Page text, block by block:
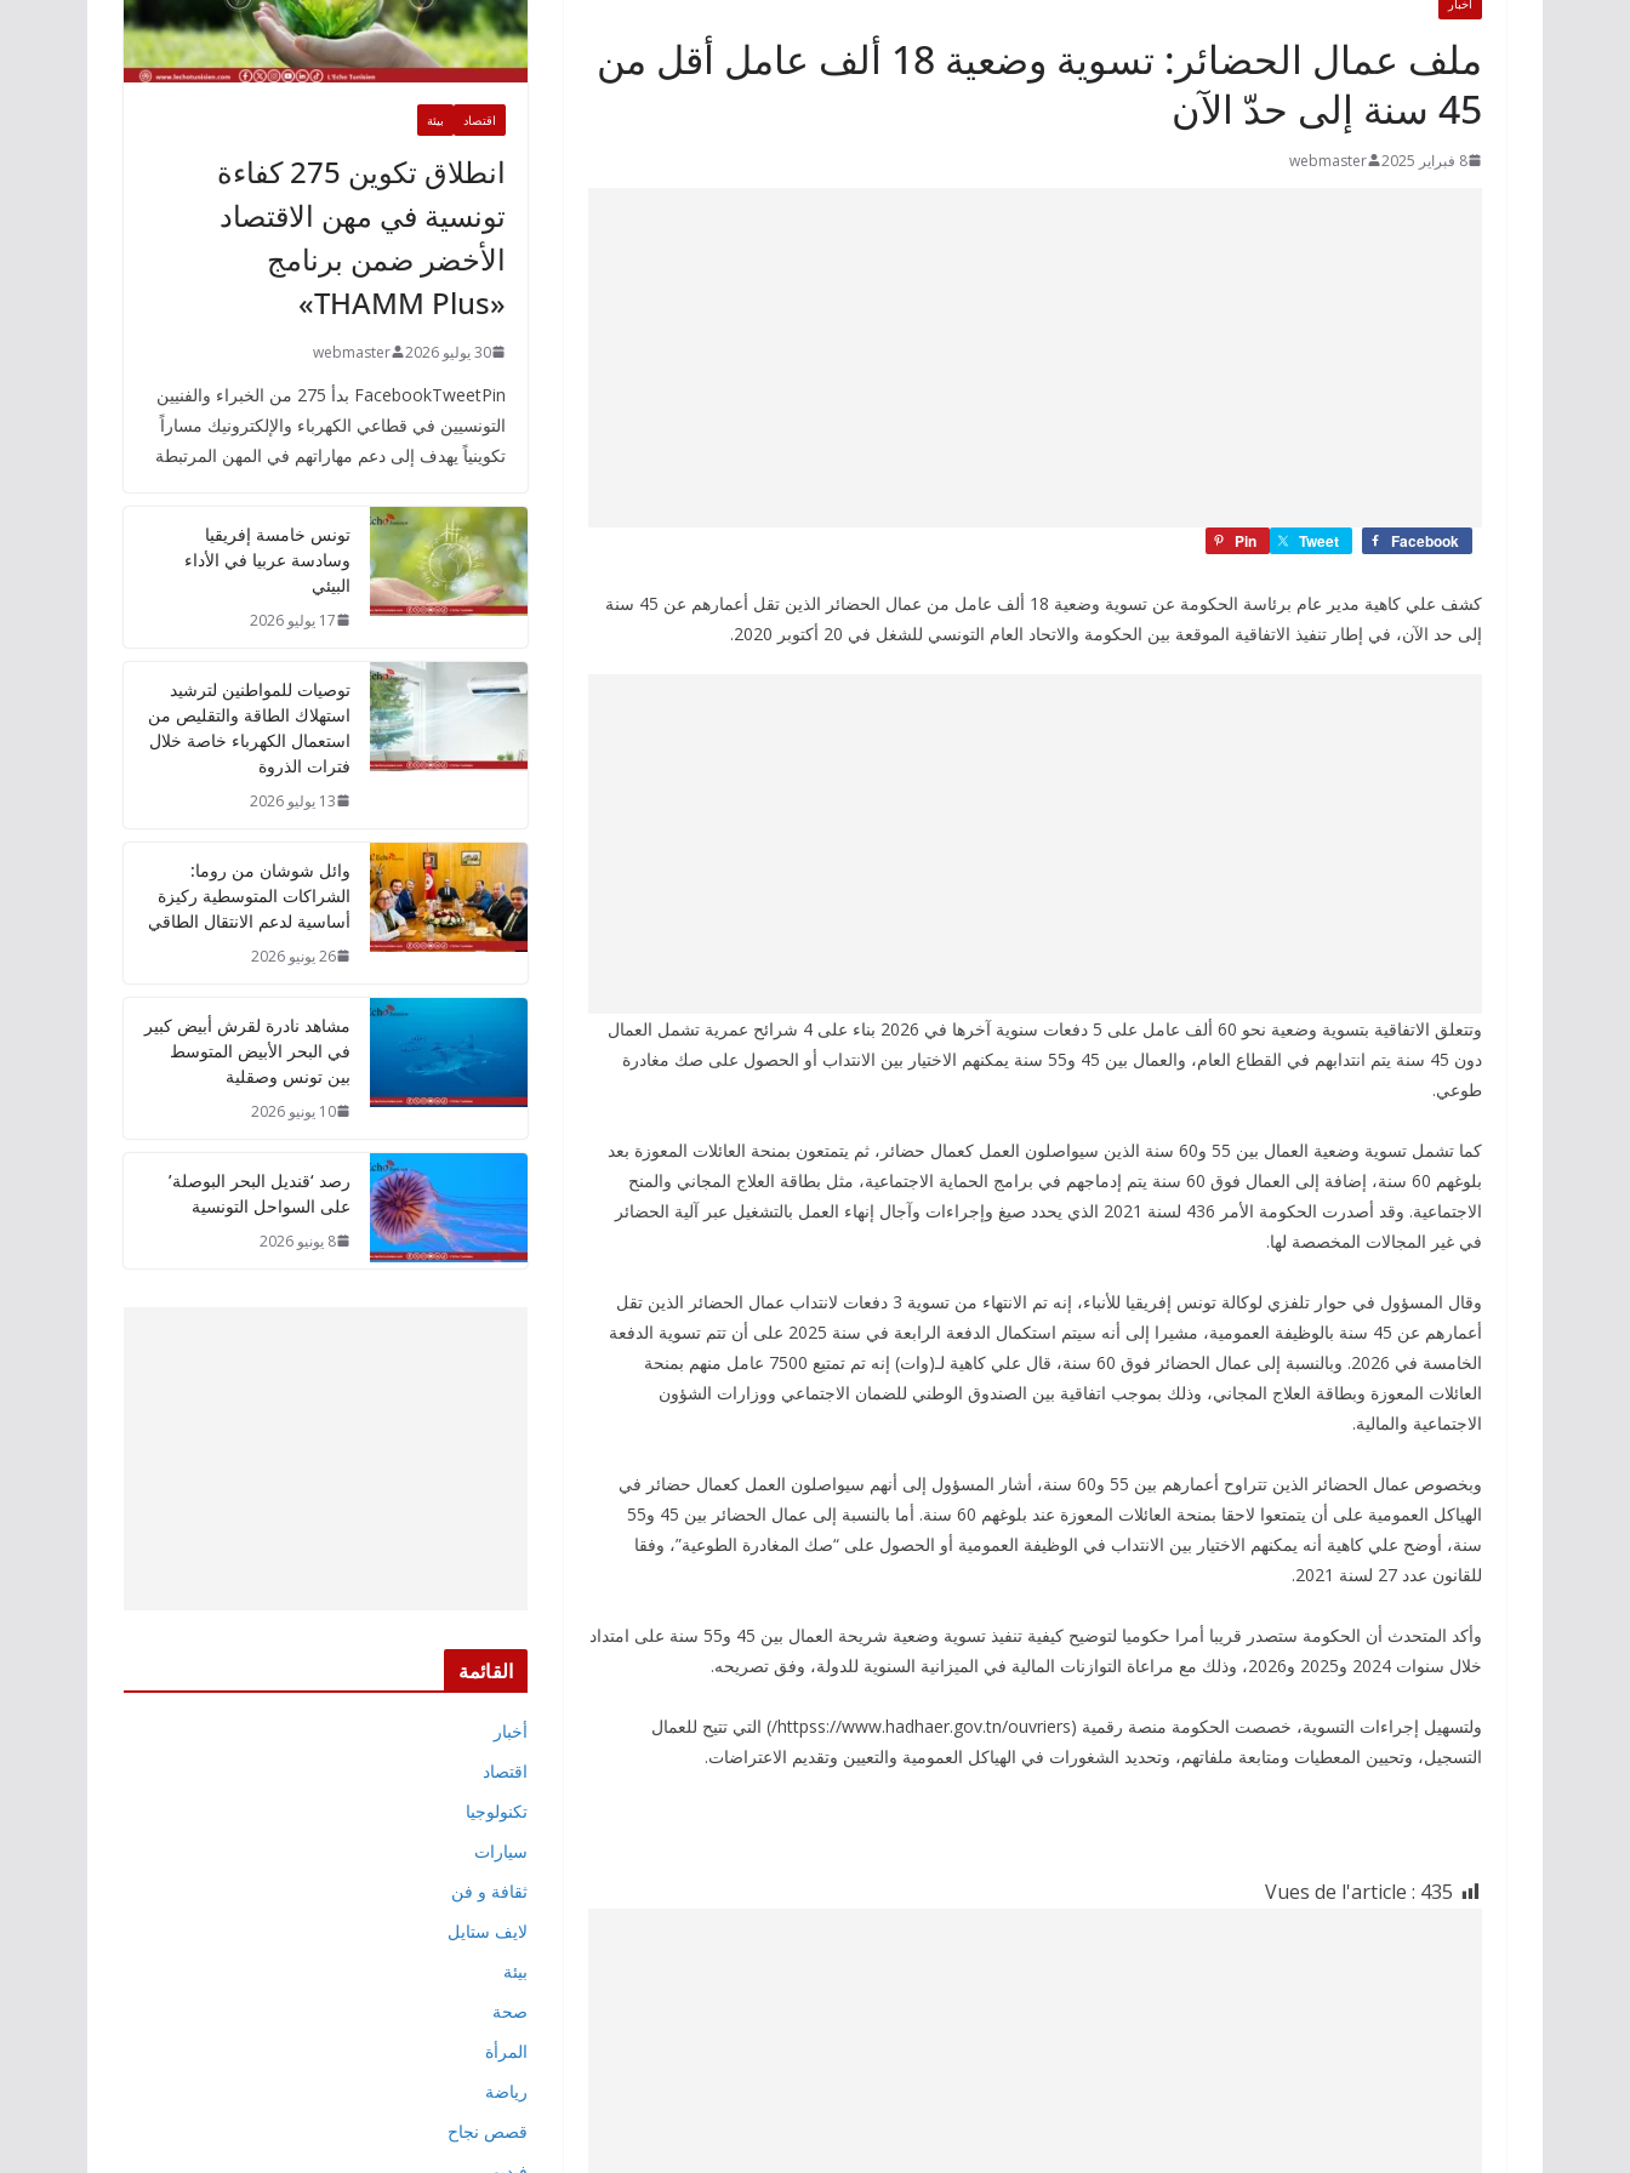
ملف عمال الحضائر: تسوية وضعية 18 ألف عامل أقل من
45 سنة إلى حدّ الآن
8 فبراير 2025 webmaster
Facebook
Tweet
Pin
كشف علي كاهية مدير عام برئاسة الحكومة عن تسوية وضعية 18 ألف عامل من عمال الحضائر الذين تقل أعمارهم عن 45 سنة
إلى حد الآن، في إطار تنفيذ الاتفاقية الموقعة بين الحكومة والاتحاد العام التونسي للشغل في 20 أكتوبر 2020.
وتتعلق الاتفاقية بتسوية وضعية نحو 60 ألف عامل على 5 دفعات سنوية آخرها في 2026 بناء على 4 شرائح عمرية تشمل العمال
دون 45 سنة يتم انتدابهم في القطاع العام، والعمال بين 45 و55 سنة يمكنهم الاختيار بين الانتداب أو الحصول على صك مغادرة
طوعي.
كما تشمل تسوية وضعية العمال بين 55 و60 سنة الذين سيواصلون العمل كعمال حضائر، ثم يتمتعون بمنحة العائلات المعوزة بعد
بلوغهم 60 سنة، إضافة إلى العمال فوق 60 سنة يتم إدماجهم في برامج الحماية الاجتماعية، مثل بطاقة العلاج المجاني والمنح
الاجتماعية. وقد أصدرت الحكومة الأمر 436 لسنة 2021 الذي يحدد صيغ وإجراءات وآجال إنهاء العمل بالتشغيل عبر آلية الحضائر
في غير المجالات المخصصة لها.
وقال المسؤول في حوار تلفزي لوكالة تونس إفريقيا للأنباء، إنه تم الانتهاء من تسوية 3 دفعات لانتداب عمال الحضائر الذين تقل
أعمارهم عن 45 سنة بالوظيفة العمومية، مشيرا إلى أنه سيتم استكمال الدفعة الرابعة في سنة 2025 على أن تتم تسوية الدفعة
الخامسة في 2026. وبالنسبة إلى عمال الحضائر فوق 60 سنة، قال علي كاهية لـ(وات) إنه تم تمتيع 7500 عامل منهم بمنحة
العائلات المعوزة وبطاقة العلاج المجاني، وذلك بموجب اتفاقية بين الصندوق الوطني للضمان الاجتماعي ووزارات الشؤون
الاجتماعية والمالية.
وبخصوص عمال الحضائر الذين تتراوح أعمارهم بين 55 و60 سنة، أشار المسؤول إلى أنهم سيواصلون العمل كعمال حضائر في
الهياكل العمومية على أن يتمتعوا لاحقا بمنحة العائلات المعوزة عند بلوغهم 60 سنة. أما بالنسبة إلى عمال الحضائر بين 45 و55
سنة، أوضح علي كاهية أنه يمكنهم الاختيار بين الانتداب في الوظيفة العمومية أو الحصول على “صك المغادرة الطوعية”، وفقا
للقانون عدد 27 لسنة 2021.
وأكد المتحدث أن الحكومة ستصدر قريبا أمرا حكوميا لتوضيح كيفية تنفيذ تسوية وضعية شريحة العمال بين 45 و55 سنة على امتداد
خلال سنوات 2024 و2025 و2026، وذلك مع مراعاة التوازنات المالية في الميزانية السنوية للدولة، وفق تصريحه.
ولتسهيل إجراءات التسوية، خصصت الحكومة منصة رقمية (httpss://www.hadhaer.gov.tn/ouvriers/) التي تتيح للعمال
التسجيل، وتحيين المعطيات ومتابعة ملفاتهم، وتحديد الشغورات في الهياكل العمومية والتعيين وتقديم الاعتراضات.
Vues de l'article : 435
اقتصاد بيئة
انطلاق تكوين 275 كفاءة
تونسية في مهن الاقتصاد
الأخضر ضمن برنامج
«THAMM Plus»
30 يوليو 2026 webmaster
FacebookTweetPin بدأ 275 من الخبراء والفنيين
التونسيين في قطاعي الكهرباء والإلكترونيك مساراً
تكوينياً يهدف إلى دعم مهاراتهم في المهن المرتبطة
تونس خامسة إفريقيا
وسادسة عربيا في الأداء
البيئي
17 يوليو 2026
توصيات للمواطنين لترشيد
استهلاك الطاقة والتقليص من
استعمال الكهرباء خاصة خلال
فترات الذروة
13 يوليو 2026
وائل شوشان من روما:
الشراكات المتوسطية ركيزة
أساسية لدعم الانتقال الطاقي
26 يونيو 2026
مشاهد نادرة لقرش أبيض كبير
في البحر الأبيض المتوسط
بين تونس وصقلية
10 يونيو 2026
رصد ‘قنديل البحر البوصلة’
على السواحل التونسية
8 يونيو 2026
القائمة
أخبار
اقتصاد
تكنولوجيا
سيارات
ثقافة و فن
لايف ستايل
بيئة
صحة
المرأة
رياضة
قصص نجاح